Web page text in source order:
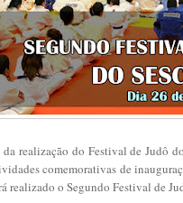
da realização do Festival de Judô
comemorativas de
realizado o Segundo Festival de